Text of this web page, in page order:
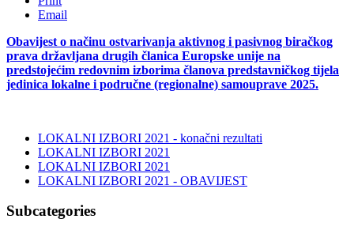
Email
Obavijest o načinu ostvarivanja aktivnog i pasivnog biračkog
prava državljana drugih članica Europske unije na
predstojećim redovnim izborima članova predstavničkog tijela
jedinica lokalne i područne (regionalne) samouprave 2025.
LOKALNI IZBORI 2021 - konačni rezultati
LOKALNI IZBORI 2021
LOKALNI IZBORI 2021
LOKALNI IZBORI 2021 - OBAVIJEST
Subcategories